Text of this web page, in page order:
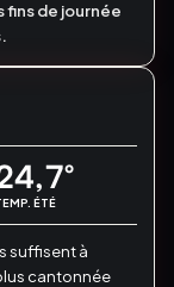
fins de journée
°
ÉTÉ
suffisent à
cantonnée